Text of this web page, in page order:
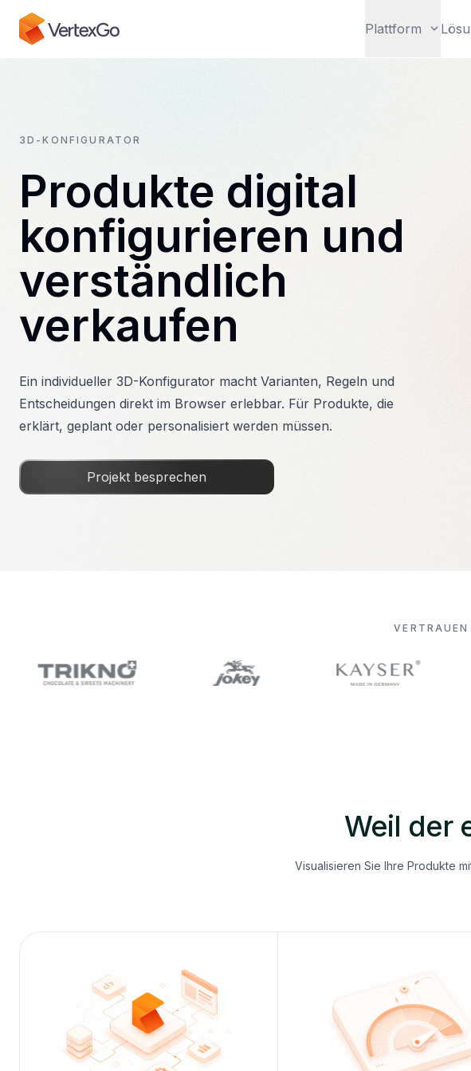
Plattform
3D-KONFIGURATOR
Produkte digital
konfigurieren und
verständlich
verkaufen
Ein individueller 3D-Konfigurator macht Varianten, Regeln und
Entscheidungen direkt im Browser erlebbar. Für Produkte, die
erklärt, geplant oder personalisiert werden müssen.
Projekt besprechen
Weil der
Visualisieren Sie Ihre Produkte